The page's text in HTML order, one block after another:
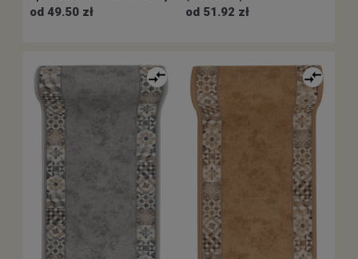
od 49.50 zł od 51.92 zł